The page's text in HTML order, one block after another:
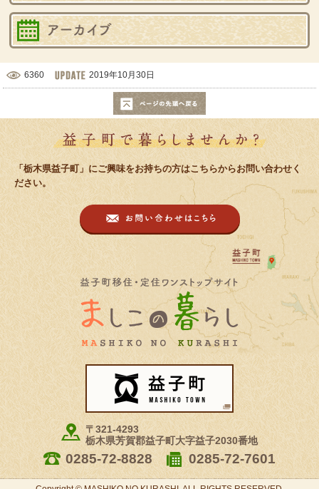
バ
6360 2019年10月30日
益子町で暮
「栃木県益子町」にご興味をお持ちの方はこちらからお問い合わせく
ださい。
お問い合わせは
益子町移住・定
益子町
〒321-4293
栃木県芳賀郡益子町大字益子2030番地
0285-72-8828 0285-72-7601